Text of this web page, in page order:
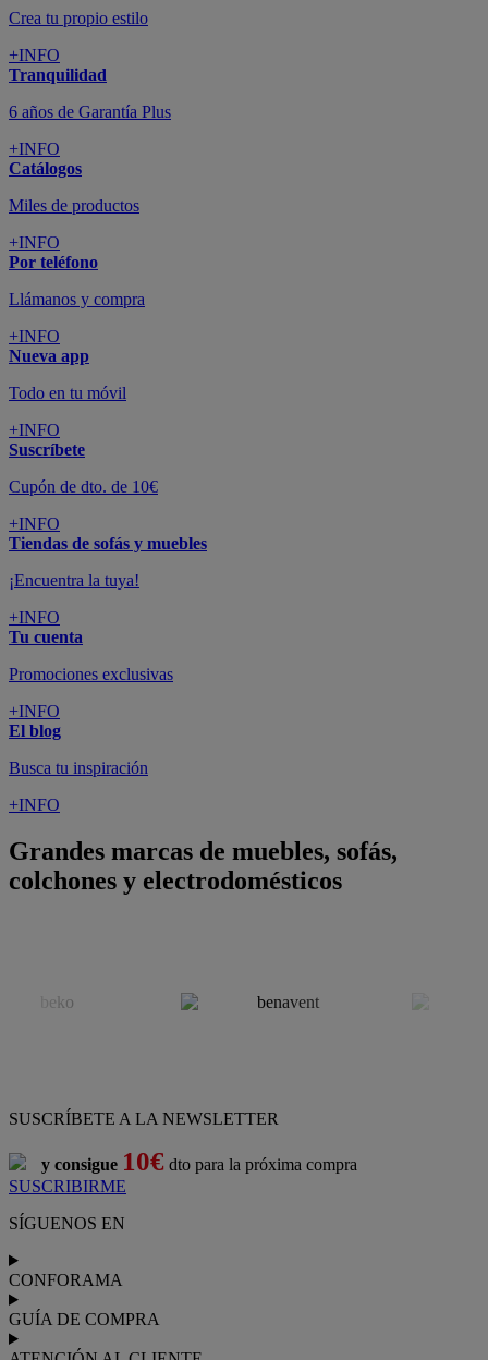
Crea tu propio estilo
+INFO
Tranquilidad
6 años de Garantía Plus
+INFO
Catálogos
Miles de productos
+INFO
Por teléfono
Llámanos y compra
+INFO
Nueva app
Todo en tu móvil
+INFO
Suscríbete
Cupón de dto. de 10€
+INFO
Tiendas de sofás y muebles
¡Encuentra la tuya!
+INFO
Tu cuenta
Promociones exclusivas
+INFO
El blog
Busca tu inspiración
+INFO
Grandes marcas de muebles, sofás,
colchones y electrodomésticos
SUSCRÍBETE A LA NEWSLETTER
y consigue 10€ dto para la próxima compra
SUSCRIBIRME
SÍGUENOS EN
CONFORAMA
GUÍA DE COMPRA